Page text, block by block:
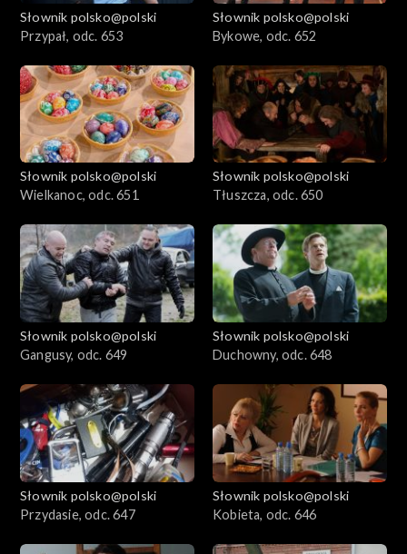
Słownik polsko@polski
Przypał, odc. 653
Słownik polsko@polski
Bykowe, odc. 652
Słownik polsko@polski
Wielkanoc, odc. 651
Słownik polsko@polski
Tłuszcza, odc. 650
Słownik polsko@polski
Gangusy, odc. 649
Słownik polsko@polski
Duchowny, odc. 648
Słownik polsko@polski
Przydasie, odc. 647
Słownik polsko@polski
Kobieta, odc. 646